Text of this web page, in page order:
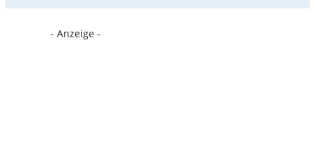
- Anzeige -